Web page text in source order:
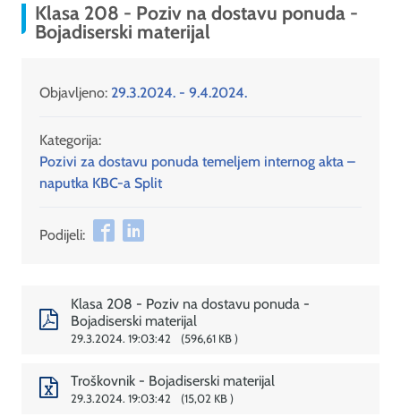
Klasa 208 - Poziv na dostavu ponuda -
Bojadiserski materijal
Objavljeno: 29.3.2024. - 9.4.2024.
Kategorija:
Pozivi za dostavu ponuda temeljem internog akta –
naputka KBC-a Split
Podijeli:
Klasa 208 - Poziv na dostavu ponuda -
Bojadiserski materijal
29.3.2024. 19:03:42 596,61 KB
Troškovnik - Bojadiserski materijal
29.3.2024. 19:03:42 15,02 KB